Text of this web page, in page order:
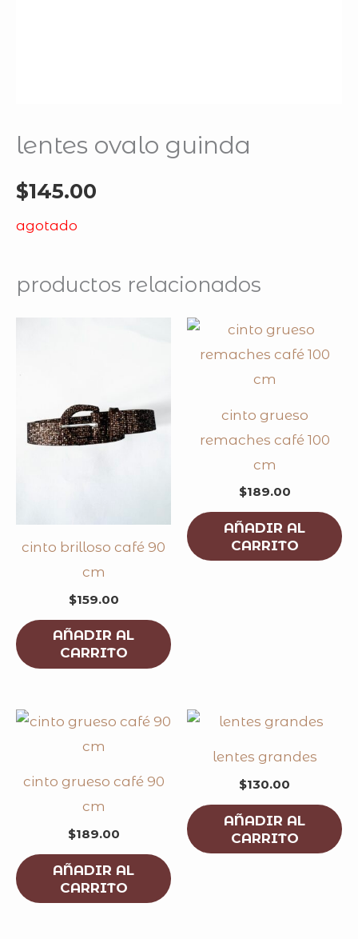
lentes ovalo guinda
$145.00
agotado
productos relacionados
cinto brilloso café 90
cm
$159.00
AÑADIR AL
CARRITO
cinto grueso
remaches café 100
cm
$189.00
AÑADIR AL
CARRITO
cinto grueso café 90
cm
$189.00
AÑADIR AL
CARRITO
lentes grandes
$130.00
AÑADIR AL
CARRITO